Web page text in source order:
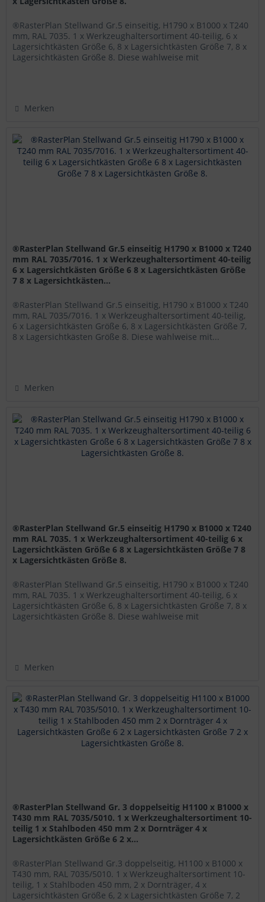
®RasterPlan Stellwand Gr.5 einseitig, H1790 x B1000 x T240
mm, RAL 7035. 1 x Werkzeughaltersortiment 40-teilig, 6 x
Lagersichtkästen Größe 6, 8 x Lagersichtkästen Größe 7, 8 x
Lagersichtkästen Größe 8. Diese wahlweise mit
Merken
®RasterPlan Stellwand Gr.5 einseitig H1790 x B1000 x T240
mm RAL 7035/7016. 1 x Werkzeughaltersortiment 40-teilig
6 x Lagersichtkästen Größe 6 8 x Lagersichtkästen Größe
7 8 x Lagersichtkästen...
®RasterPlan Stellwand Gr.5 einseitig, H1790 x B1000 x T240
mm, RAL 7035/7016. 1 x Werkzeughaltersortiment 40-teilig,
6 x Lagersichtkästen Größe 6, 8 x Lagersichtkästen Größe 7,
8 x Lagersichtkästen Größe 8. Diese wahlweise mit...
Merken
®RasterPlan Stellwand Gr.5 einseitig H1790 x B1000 x T240
mm RAL 7035. 1 x Werkzeughaltersortiment 40-teilig 6 x
Lagersichtkästen Größe 6 8 x Lagersichtkästen Größe 7 8
x Lagersichtkästen Größe 8.
®RasterPlan Stellwand Gr.5 einseitig, H1790 x B1000 x T240
mm, RAL 7035. 1 x Werkzeughaltersortiment 40-teilig, 6 x
Lagersichtkästen Größe 6, 8 x Lagersichtkästen Größe 7, 8 x
Lagersichtkästen Größe 8. Diese wahlweise mit
Merken
®RasterPlan Stellwand Gr. 3 doppelseitig H1100 x B1000 x
T430 mm RAL 7035/5010. 1 x Werkzeughaltersortiment 10-
teilig 1 x Stahlboden 450 mm 2 x Dornträger 4 x
Lagersichtkästen Größe 6 2 x...
®RasterPlan Stellwand Gr.3 doppelseitig, H1100 x B1000 x
T430 mm, RAL 7035/5010. 1 x Werkzeughaltersortiment 10-
teilig, 1 x Stahlboden 450 mm, 2 x Dornträger, 4 x
Lagersichtkästen Größe 6, 2 x Lagersichtkästen Größe 7, 2